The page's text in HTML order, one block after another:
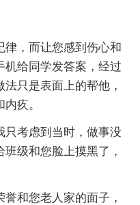
律，而让您感到伤心和
机给同学发答案，经过
只是表面上的帮他，
疚。
只考虑到当时，做事没
级和您脸上摸黑了，
和您老人家的面子，